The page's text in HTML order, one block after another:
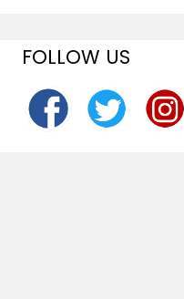
FOLLOW US